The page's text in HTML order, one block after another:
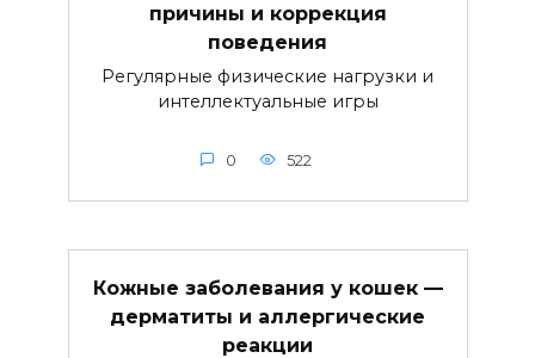
причины и коррекция
поведения
Регулярные физические нагрузки и
интеллектуальные игры
0 522
Кожные заболевания у кошек —
дерматиты и аллергические
реакции